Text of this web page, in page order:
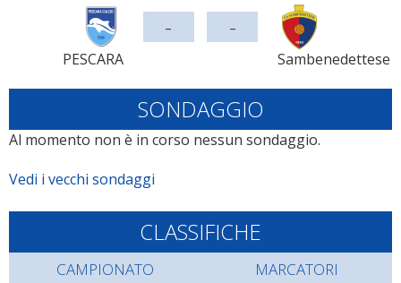
PESCARA
- -
Sambenedettese
SONDAGGIO
Al momento non è in corso nessun sondaggio.
Vedi i vecchi sondaggi
CLASSIFICHE
CAMPIONATO MARCATORI